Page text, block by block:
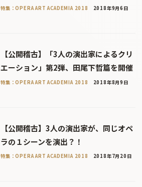
特集：OPERA ART ACADEMIA 2018 2018年9月6日
【公開稽古】「3人の演出家によるクリ
エーション」第2弾、田尾下哲篇を開催
特集：OPERA ART ACADEMIA 2018 2018年8月9日
【公開稽古】3人の演出家が、同じオペ
ラの１シーンを演出？！
特集：OPERA ART ACADEMIA 2018 2018年7月20日